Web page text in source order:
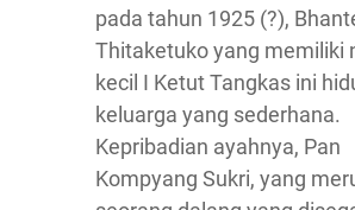
pada tahun 1925 (?),
Thitaketuko yang memiliki
kecil I Ketut Tangkas ini
keluarga yang sederhana.
Kepribadian ayahnya, Pan
Kompyang Sukri, yang